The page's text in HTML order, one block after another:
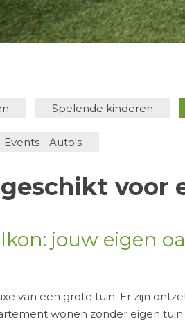
Spelende kinderen
- Auto's
voor
jouw eigen
van een grote tuin. Er zijn
wonen zonder eigen